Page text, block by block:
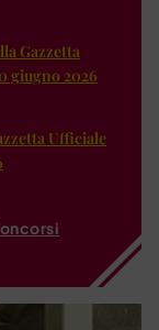
Gazzetta
giugno 2026
Ufficiale